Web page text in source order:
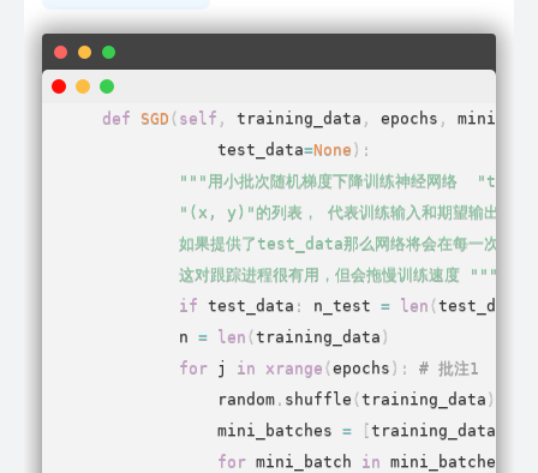
def SGD ( self , training_data , epochs ,
            test_data
=None ) :
"""用小批次随机梯度下降训练神经网络
"(x, y)"的列表， 代表训练输入和期望输出
如果提供了test_data那么网络将会在每一次
        这对跟踪进程很有用，但会拖慢训练速度 """
if test_data : n_test = len (test_data
        n
= len (training_data )
for j in xrange (epochs ) :
# 批注1
random . shuffle (training_data )
            mini_batches
= [training_data
for mini_batch in mini_batches